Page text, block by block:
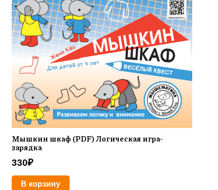
Мышкин шкаф (PDF) Логическая игра-
зарядка
330₽
В корзину